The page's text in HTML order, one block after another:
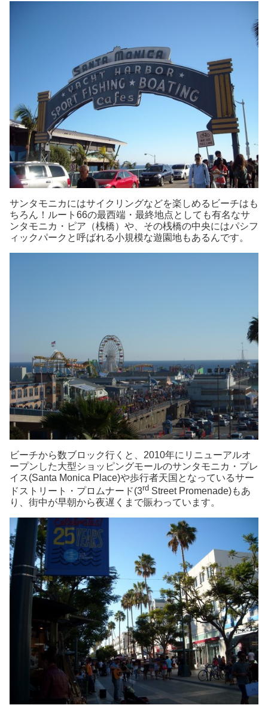
サンタモニカにはサイクリングなどを楽しめるビーチはも
ちろん！ルート66の最西端・最終地点としても有名なサ
ンタモニカ・ピア（桟橋）や、その桟橋の中央にはパシフ
ィックパークと呼ばれる小規模な遊園地もあるんです。
ビーチから数ブロック行くと、2010年にリニューアルオ
ープンした大型ショッピングモールのサンタモニカ・プレ
イス(Santa Monica Place)や歩行者天国となっているサー
ドストリート・プロムナード(3rd Street Promenade)もあ
り、街中が早朝から夜遅くまで賑わっています。